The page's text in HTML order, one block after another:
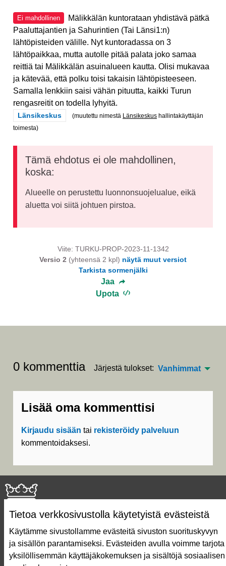
Tietoa verkkosivustolla käytetyistä evästeistä
Käytämme sivustollamme evästeitä sivuston suorituskyvyn
ja sisällön parantamiseksi. Evästeiden avulla voimme tarjota
yksilöllisemmän käyttäjäkokemuksen ja sisältöjä sosiaalisen
Ei mahdollinen
Mälikkälän kuntorataan yhdistävä pätkä
Paaluttajantien ja Sahurintien (Tai Länsi1:n)
lähtöpisteiden välille. Nyt kuntoradassa on 3
lähtöpaikkaa, mutta autolle pitää palata joko samaa
reittiä tai Mälikkälän asuinalueen kautta. Olisi mukavaa
ja kätevää, että polku toisi takaisin lähtöpisteeseen.
Samalla lenkkiin saisi vähän pituutta, kaikki Turun
rengasreitit on todella lyhyitä.
Rajaa tulokset teeman mukaan: Länsikeskus
Länsikeskus (muutettu nimestä Länsikeskus hallintakäyttäjän
toimesta)
Tämä ehdotus ei ole mahdollinen,
koska:
Alueelle on perustettu luonnonsuojelualue, eikä
aluetta voi siitä johtuen pirstoa.
Viite: TURKU-PROP-2023-11-1342
Versio 2 (yhteensä 2 kpl) näytä muut versiot
Tarkista sormenjälki
Jaa
Upota
0 kommenttia Järjestä tulokset: Vanhimmat
Lisää oma kommenttisi
Kirjaudu sisään tai rekisteröidy palveluun
kommentoidaksesi.
Näin äänestät Asukasbudjetissa
Asukasbudjetin vaiheet